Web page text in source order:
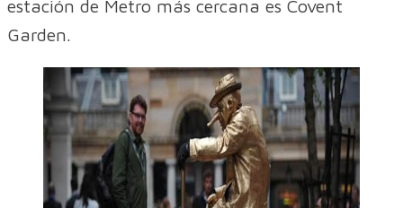
estación de Metro más cercana es Covent
Garden.